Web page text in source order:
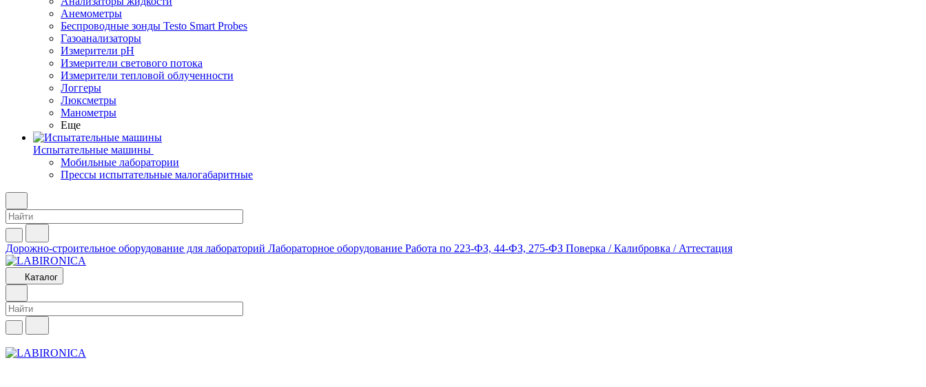
Анемометры
Беспроводные зонды Testo Smart Probes
Газоанализаторы
Измерители pH
Измерители светового потока
Измерители тепловой облученности
Логгеры
Люксметры
Манометры
Еще
Испытательные машины
Мобильные лаборатории
Прессы испытательные малогабаритные
Дорожно-строительное оборудование для лабораторий Лабораторное оборудование Работа по 223-ФЗ, 44-ФЗ, 275-ФЗ Поверка / Калибровка / Аттестация
Каталог